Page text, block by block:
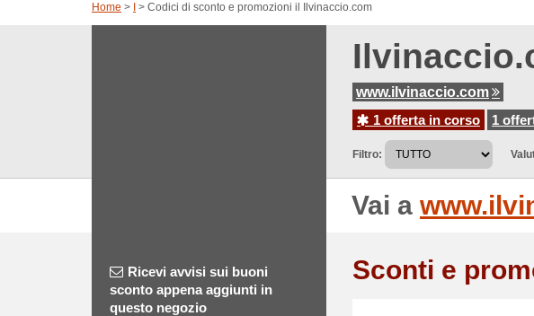
Home > > Codici di sconto e promozioni il Ilvinaccio.com
www.ilvinaccio.com
1 offerta in corso
1
Filtro:
Vai a
Ricevi avvisi sui buoni
sconto appena aggiunti in
questo negozio
Sconti e